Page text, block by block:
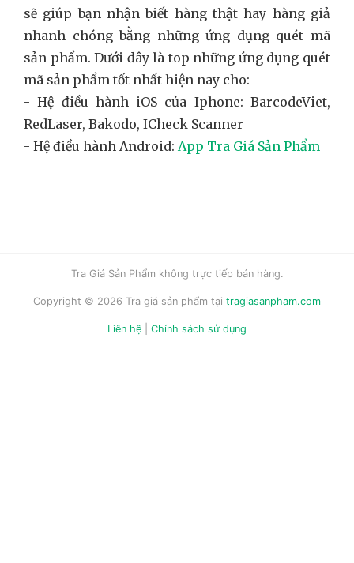
sẽ giúp bạn nhận biết hàng thật hay hàng giả
nhanh chóng bằng những ứng dụng quét mã
sản phẩm. Dưới đây là top những ứng dụng quét
mã sản phẩm tốt nhất hiện nay cho:
- Hệ điều hành iOS của Iphone: BarcodeViet,
RedLaser, Bakodo, ICheck Scanner
- Hệ điều hành Android: App Tra Giá Sản Phẩm
Tra Giá Sản Phẩm không trực tiếp bán hàng.
Copyright © 2026 Tra giá sản phẩm tại tragiasanpham.com
Liên hệ Chính sách sử dụng